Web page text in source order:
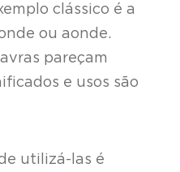
clássico é a
ou aonde.
pareçam
e usos são
utilizá-las é